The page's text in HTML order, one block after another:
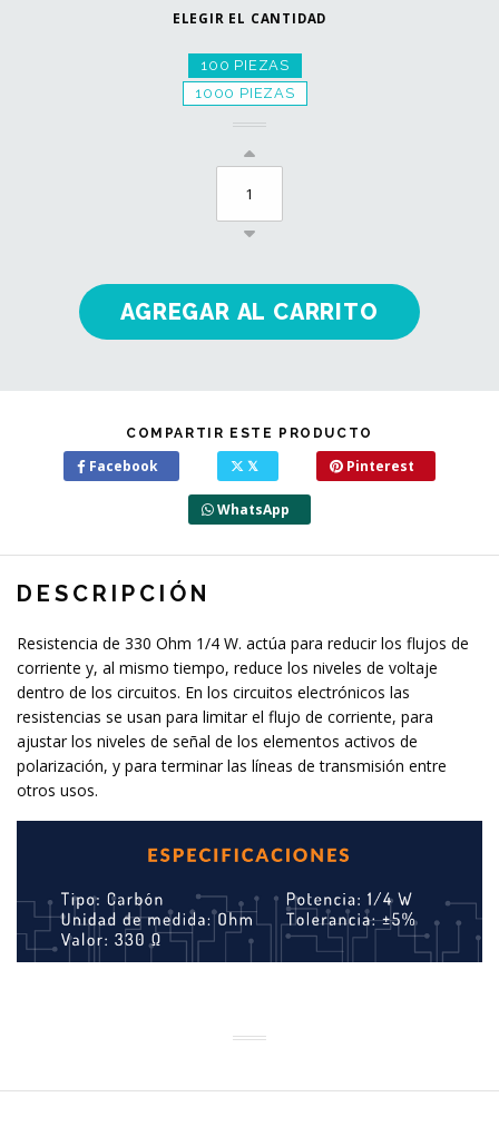
ELEGIR EL CANTIDAD
100 PIEZAS
1000 PIEZAS
COMPARTIR ESTE PRODUCTO
Facebook 𝕏 Pinterest
WhatsApp
DESCRIPCIÓN
Resistencia de 330 Ohm 1/4 W. actúa para reducir los flujos de
corriente y, al mismo tiempo, reduce los niveles de voltaje
dentro de los circuitos. En los circuitos electrónicos las
resistencias se usan para limitar el flujo de corriente, para
ajustar los niveles de señal de los elementos activos de
polarización, y para terminar las líneas de transmisión entre
otros usos.